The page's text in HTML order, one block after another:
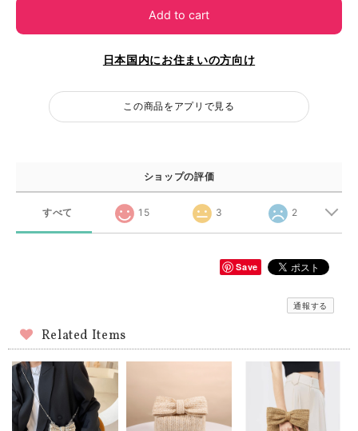
Add to cart
日本国内にお住まいの方向け
この商品をアプリで見る
ショップの評価
すべて 15 3 2
Save
通報する
Related Items